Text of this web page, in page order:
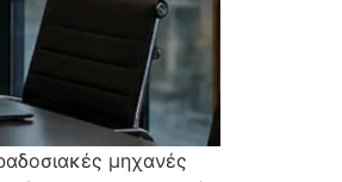
μηχανές